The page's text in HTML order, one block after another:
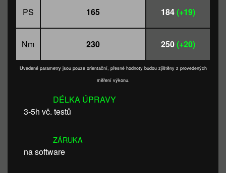
PS 165 184(+19)
Nm 230 250(+20)
Uvedené parametry jsou pouze orientační, přesné hodnoty budou zjištěny z provedených
měření výkonu.
DÉLKA ÚPRAVY
3-5h vč. testů
ZÁRUKA
na software